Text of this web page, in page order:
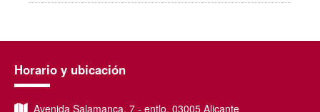
Horario y ubicación
Avenida Salamanca, 7 - entlo, 03005 Alicante